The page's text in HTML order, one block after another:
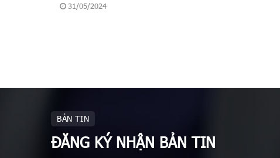
31/05/2024
BẢN TIN
ĐĂNG KÝ NHẬN BẢN TIN